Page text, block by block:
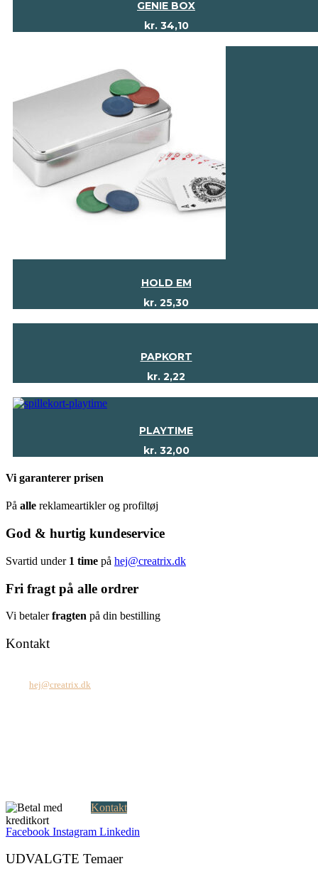
GENIE BOX
kr.34,10
HOLD EM
kr. 25,30
PAPKORT
kr. 2,22
PLAYTIME
kr.32,00
Vi garanterer prisen
På alle reklameartikler og profiltøj
God & hurtig kundeservice
Svartid under 1 time på hej@creatrix.dk
Fri fragt på alle ordrer
Vi betalerfragten på din bestilling
Kontakt
hej@creatrix.dk
Kontakt
Facebook Instagram Linkedin
UDVALGTE Temaer